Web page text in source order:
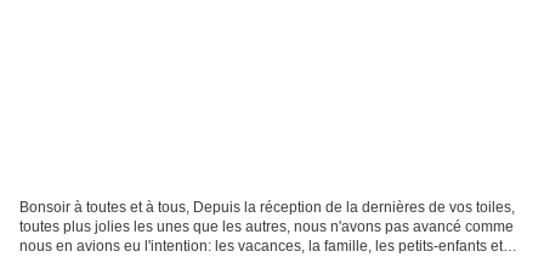
Bonsoir à toutes et à tous, Depuis la réception de la dernières de vos toiles,
toutes plus jolies les unes que les autres, nous n'avons pas avancé comme
nous en avions eu l'intention: les vacances, la famille, les petits-enfants et